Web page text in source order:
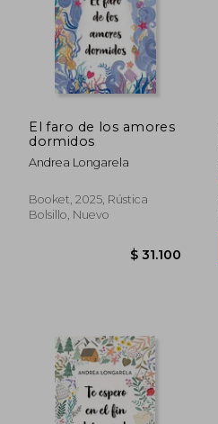
dcto. $ 39.510
Rápido
El faro de los amores
dormidos
Andrea Longarela
Booket, 2025, Rústica
Bolsillo, Nuevo